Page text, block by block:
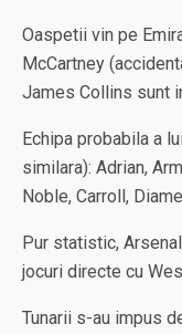
Oaspetii vin pe
McCartney
James Collins sunt
Echipa probabila a
similara): Adrian,
Noble, Carroll,
Pur statistic,
jocuri directe cu
Tunarii s-au impus